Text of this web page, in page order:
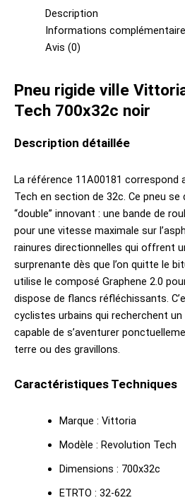
Description
Informations
Avis (0)
Pneu rigide ville
Tech 700x32c noir
Description détaillée
La référence 11A00181 correspond
Tech en section de 32c. Ce pneu
“double” innovant : une bande de
pour une vitesse maximale sur
rainures directionnelles qui offrent
surprenante dès que l’on quitte le
utilise le composé Graphene 2.0
dispose de flancs réfléchissants.
cyclistes urbains qui recherchent un
capable de s’aventurer
terre ou des gravillons.
Caractéristiques Techniques
Marque : Vittoria
Modèle : Revolution Tech
Dimensions : 700x32c
ETRTO : 32-622